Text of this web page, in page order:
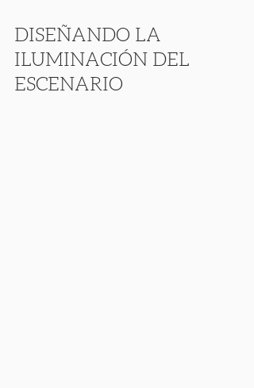
DISEÑANDO LA
ILUMINACIÓN DEL
ESCENARIO